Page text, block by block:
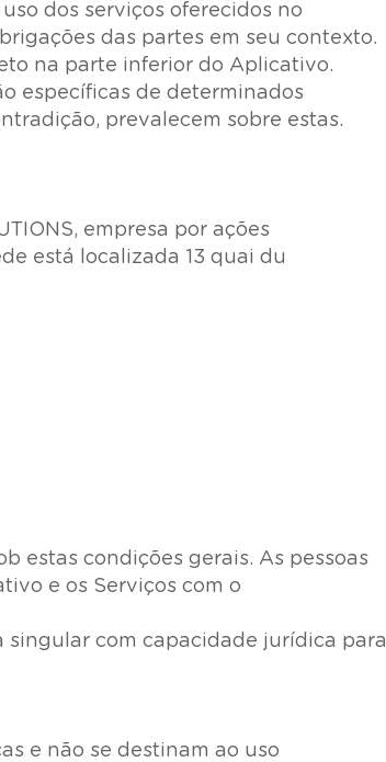
dos serviços oferecidos no
das partes em seu contexto.
na parte inferior do Aplicativo.
específicas de determinados
prevalecem sobre estas.
empresa por ações
está localizada 13 quai du
estas condições gerais. As pessoas
e os Serviços com o
com capacidade jurídica para
e não se destinam ao uso